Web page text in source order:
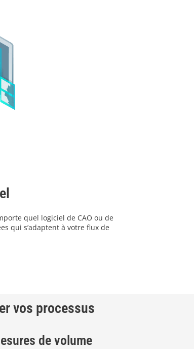
quel logiciel de CAO ou de
qui s’adaptent à votre flux de
vos processus
de volume